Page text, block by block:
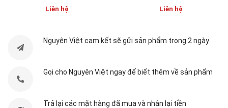
Liên hệ Liên hệ
Nguyên Việt cam kết sẽ gửi sản phẩm trong 2 ngày
Gọi cho Nguyên Việt ngay để biết thêm về sản phẩm
Trả lại các mặt hàng đã mua và nhận lại tiền